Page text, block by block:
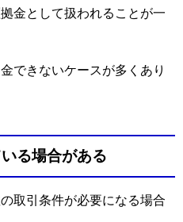
金として扱われることが一
できないケースが多くあり
る場合がある
取引条件が必要になる場合